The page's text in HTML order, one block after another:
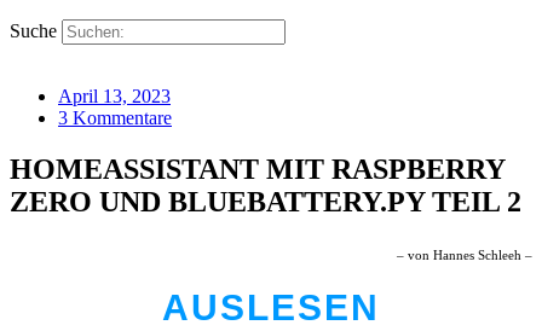
Suche
April 13, 2023
3 Kommentare
HOMEASSISTANT MIT RASPBERRY
ZERO UND BLUEBATTERY.PY TEIL 2
– von Hannes Schleeh –
AUSLESEN